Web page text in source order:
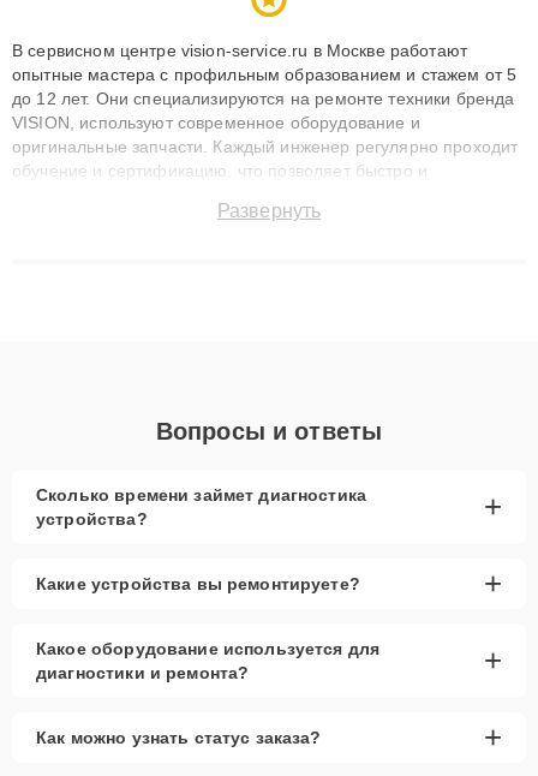
В сервисном центре vision-service.ru в Москве работают
опытные мастера с профильным образованием и стажем от 5
до 12 лет. Они специализируются на ремонте техники бренда
VISION, используют современное оборудование и
оригинальные запчасти. Каждый инженер регулярно проходит
обучение и сертификацию, что позволяет быстро и
сохранением гарантии до 3 лет. Наши мастера решают
Развернуть
Вопросы и ответы
Сколько времени займет диагностика
устройства?
+
Какие устройства вы ремонтируете? +
Какое оборудование используется для
диагностики и ремонта?
+
Как можно узнать статус заказа? +